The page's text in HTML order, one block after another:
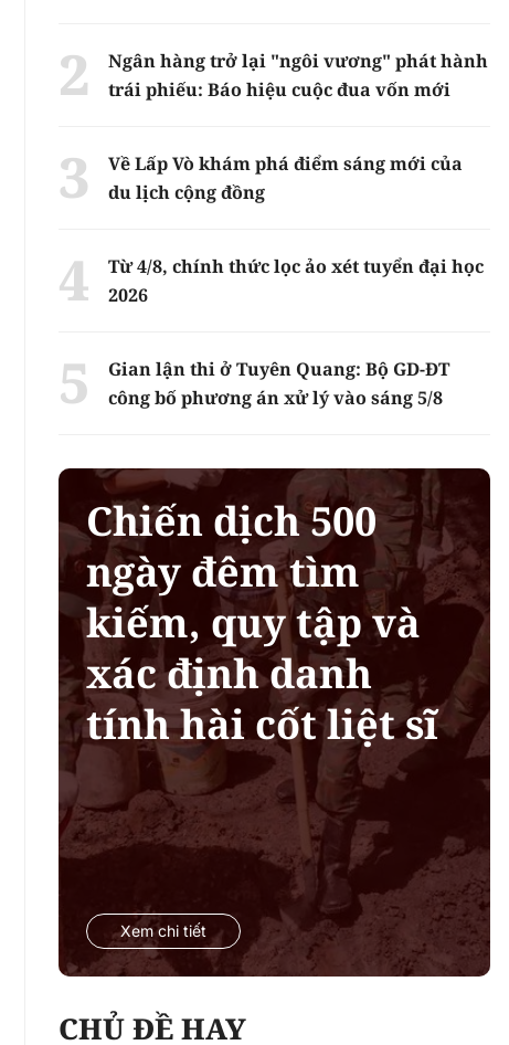
Ngân hàng trở lại "ngôi vương" phát hành
trái phiếu: Báo hiệu cuộc đua vốn mới
Về Lấp Vò khám phá điểm sáng mới của
du lịch cộng đồng
Từ 4/8, chính thức lọc ảo xét tuyển đại học
2026
Gian lận thi ở Tuyên Quang: Bộ GD-ĐT
công bố phương án xử lý vào sáng 5/8
Chiến dịch 500
ngày đêm tìm
kiếm, quy tập và
xác định danh
tính hài cốt liệt sĩ
Xem chi tiết
CHỦ ĐỀ HAY